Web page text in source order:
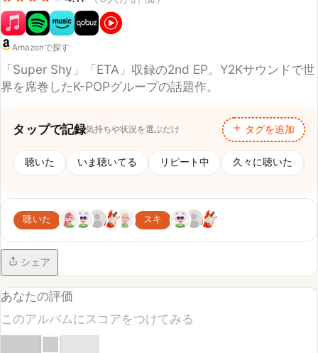
「Super Shy」「ETA」収録の2nd EP。Y2Kサウンドで世
界を席巻したK-POPグループの話題作。
タップで記録 気持ちや状況を選ぶだけ タグを追加
聴いた スキ
あなたの評価
このアルバムにスコアをつけてみる
05.0
みんなのレビュー (1